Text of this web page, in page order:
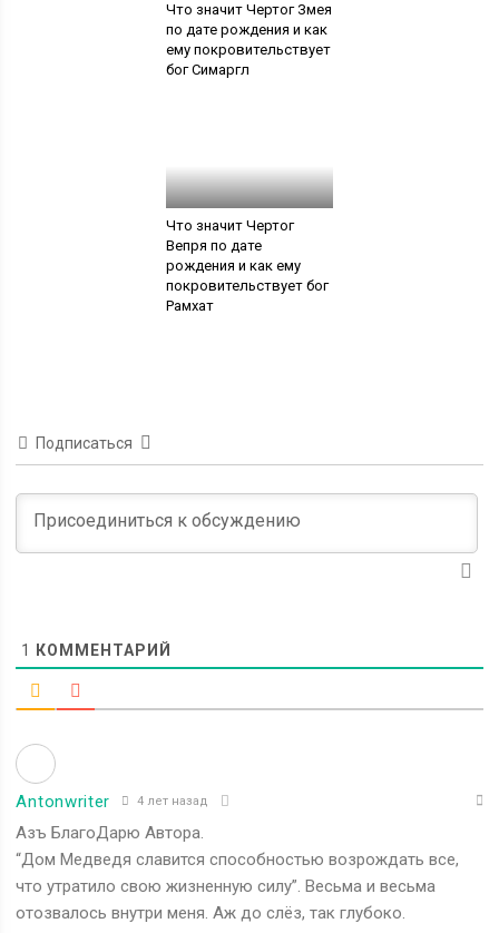
Что значит Чертог Змея
по дате рождения и как
ему покровительствует
бог Симаргл
Что значит Чертог
Вепря по дате
рождения и как ему
покровительствует бог
Рамхат
Подписаться
1 КОММЕНТАРИЙ
Antonwriter 4 лет назад
Азъ БлагоДарю Автора.
“Дом Медведя славится способностью возрождать все,
что утратило свою жизненную силу”. Весьма и весьма
отозвалось внутри меня. Аж до слёз, так глубоко.